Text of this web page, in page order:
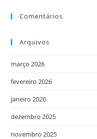
Comentários
Arquivos
março 2026
fevereiro 2026
janeiro 2026
dezembro 2025
novembro 2025